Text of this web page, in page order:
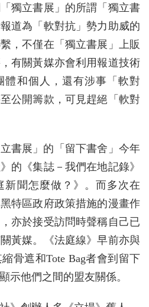
獨立書展」的所謂「獨立書
道為「軟對抗」勢力助威的
，不僅在「獨立書展」上販
有關黃媒亦會利用報道技術
體和個人，還有涉事「軟對
公開籌款，可見趕絕「軟對
書展」的「留下書舍」今年
的《集誌－我們在地記錄》
新聞怎麼做？》。而多次在
特區政府政策措施的漫畫作
亦於接受訪問時聲稱自己已
黃媒。《法庭線》早前亦與
骨遮和Tote Bag者會到留下
示他們之間的盟友關係。